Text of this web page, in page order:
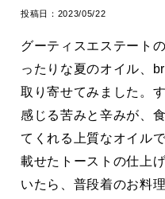
投稿日 2023/05/22
グーティスエステート
ったりな夏のオイル、
取り寄せてみました。
感じる苦みと辛みが、
てくれる上質なオイル
載せたトーストの仕上
いたら、普段着のお料